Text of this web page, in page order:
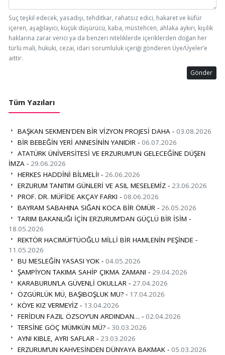
Suç teşkil edecek, yasadışı, tehditkar, rahatsız edici, hakaret ve küfür
içeren, aşağılayıcı, küçük düşürücü, kaba, müstehcen, ahlaka aykırı, kişilik
haklarına zarar verici ya da benzeri niteliklerde içeriklerden doğan her
türlü mali, hukuki, cezai, idari sorumluluk içeriği gönderen Üye/Üyeler’e
aittir.
Gönder
Tüm Yazıları
BAŞKAN SEKMEN'DEN BİR VİZYON PROJESİ DAHA - 03.08.2026
BİR BEBEĞİN YERİ ANNESİNİN YANIDIR - 06.07.2026
ATATÜRK ÜNİVERSİTESİ VE ERZURUM’UN GELECEĞİNE DÜŞEN
İMZA - 29.06.2026
HERKES HADDİNİ BİLMELİ! - 26.06.2026
ERZURUM TANITIM GÜNLERİ VE ASIL MESELEMİZ - 23.06.2026
PROF. DR. MÜFİDE AKÇAY FARKI - 08.06.2026
BAYRAM SABAHINA SIĞAN KOCA BİR ÖMÜR - 26.05.2026
TARIM BAKANLIĞI İÇİN ERZURUM’DAN GÜÇLÜ BİR İSİM -
18.05.2026
REKTÖR HACIMÜFTÜOĞLU MİLLİ BİR HAMLENİN PEŞİNDE -
11.05.2026
BU MESLEĞİN YASASI YOK - 04.05.2026
ŞAMPİYON TAKIMA SAHİP ÇIKMA ZAMANI - 29.04.2026
KARABURUN’LA GÜVENLİ OKULLAR - 27.04.2026
ÖZGÜRLÜK MÜ, BAŞIBOŞLUK MU? - 17.04.2026
KÖYE KIZ VERMEYİZ - 13.04.2026
FERİDUN FAZIL ÖZSOY’UN ARDINDAN… - 02.04.2026
TERSİNE GÖÇ MÜMKÜN MÜ? - 30.03.2026
AYNI KIBLE, AYRI SAFLAR - 23.03.2026
ERZURUM’UN KAHVESİNDEN DÜNYAYA BAKMAK - 05.03.2026